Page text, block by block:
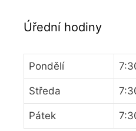
Úřední hodiny
Pondělí
Středa
Pátek